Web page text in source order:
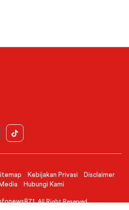
Kebijakan Privasi
Disclaimer
Hubungi Kami
. All Right Reserved.